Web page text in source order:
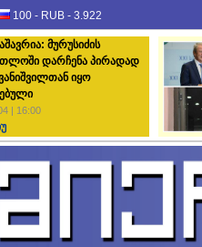
100 - RUB - 3.922
მურუსიძის
დარჩენა პირადად
იყო
| 16:00